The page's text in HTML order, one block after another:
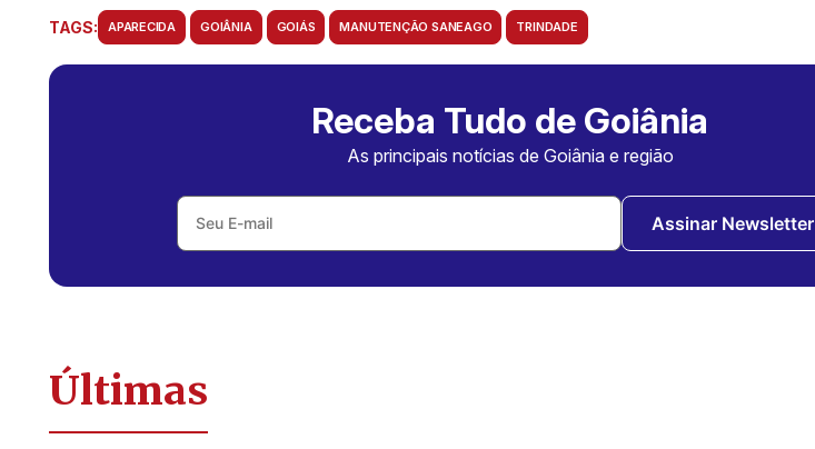
TAGS: APARECIDA GOIÂNIA GOIÁS MANUTENÇÃO SANEAGO TRINDADE
Receba Tudo de Goiânia
As principais notícias de Goiânia e região
Assinar Newsletter
Últimas